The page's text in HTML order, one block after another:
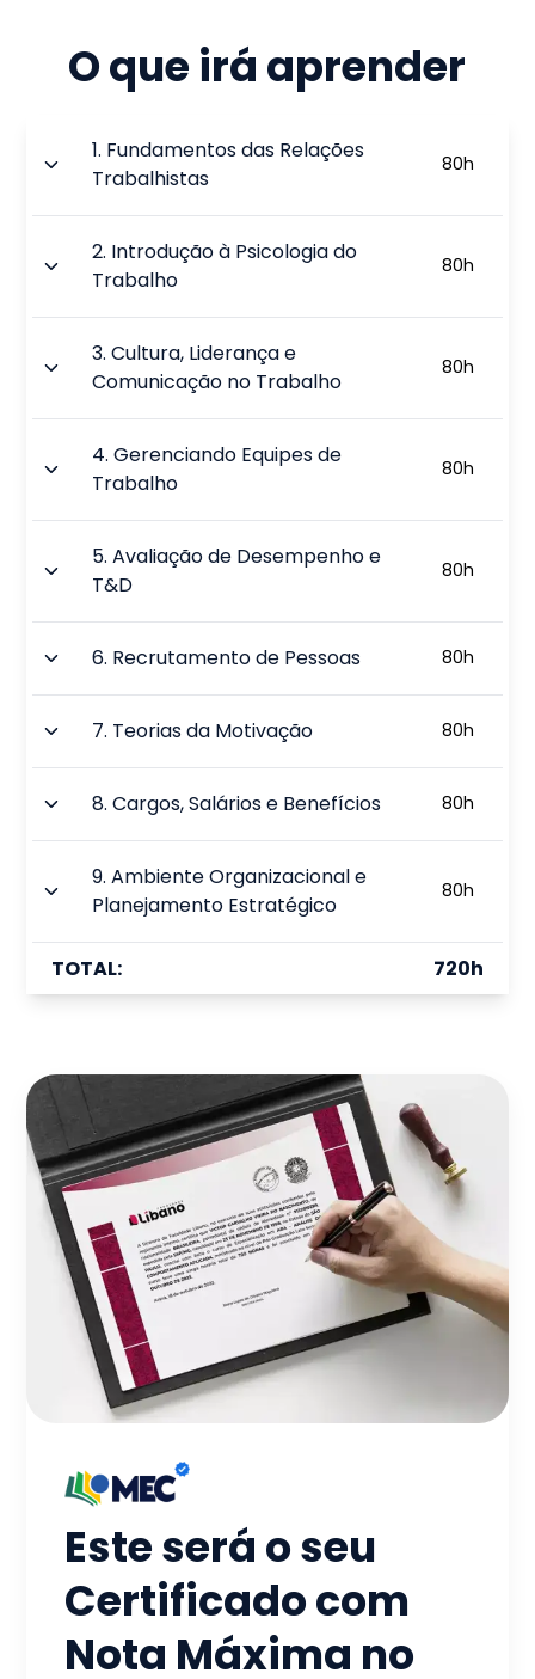
O que irá aprender
1. Fundamentos das Relações
Trabalhistas
80h
2. Introdução à Psicologia do
Trabalho
80h
3.Cultura, Liderança e
Comunicação no Trabalho
80h
4.Gerenciando Equipes de
Trabalho
80h
5.Avaliação de Desempenho e
T&D
80h
6. Recrutamento de Pessoas 80h
7. Teorias da Motivação 80h
8.Cargos, Salários e Benefícios 80h
9.Ambiente Organizacional e
Planejamento Estratégico
80h
TOTAL: 720h
Este será o seu
Certificado com
Nota Máxima no